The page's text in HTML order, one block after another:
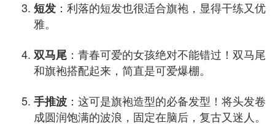
短发 ：利落的短发也很适合旗袍，显得干练又优
雅。
双马尾 ：青春可爱的女孩绝对不能错过！双马尾
和旗袍搭配起来，简直是可爱爆棚。
手推波 ：这可是旗袍造型的必备发型！将头发卷
成圆润饱满的波浪，固定在脑后，复古又迷人。